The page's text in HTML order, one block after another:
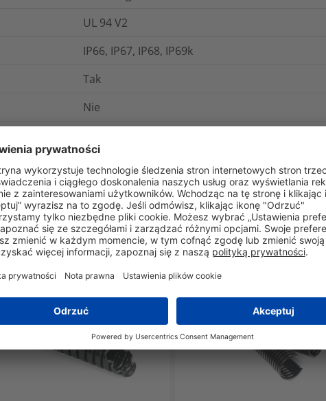
UL 94 V2
IP66, IP67, IP68, IP69k
Tak
Nie
Tak